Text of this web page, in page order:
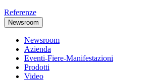
Referenze
Newsroom
Newsroom
Azienda
Eventi-Fiere-Manifestazioni
Prodotti
Video